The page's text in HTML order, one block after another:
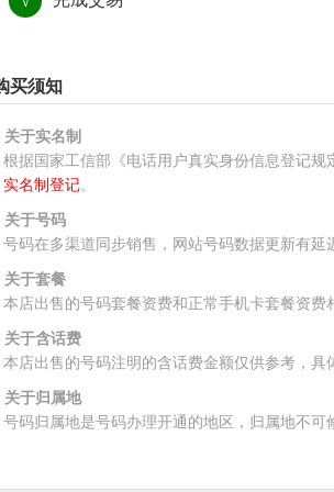
买须知
关于实名制
根据国家工信部《电话用户真实身份信息登记
实名制登记。
关于号码
号码在多渠道同步销售，网站号码数据更新有延
关于套餐
本店出售的号码套餐资费和正常手机卡套餐资费
关于含话费
本店出售的号码注明的含话费金额仅供参考，具
关于归属地
号码归属地是号码办理开通的地区，归属地不可